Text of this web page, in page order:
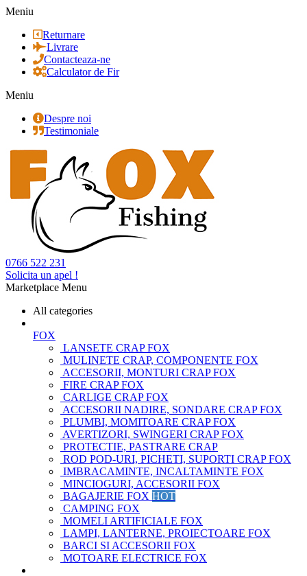
Meniu
Returnare
Livrare
Contacteaza-ne
Calculator de Fir
Meniu
Despre noi
Testimoniale
0766 522 231
Solicita un apel !
Marketplace Menu
All categories
FOX
LANSETE CRAP FOX
MULINETE CRAP, COMPONENTE FOX
ACCESORII, MONTURI CRAP FOX
FIRE CRAP FOX
CARLIGE CRAP FOX
ACCESORII NADIRE, SONDARE CRAP FOX
PLUMBI, MOMITOARE CRAP FOX
AVERTIZORI, SWINGERI CRAP FOX
PROTECTIE, PASTRARE CRAP
ROD POD-URI, PICHETI, SUPORTI CRAP FOX
IMBRACAMINTE, INCALTAMINTE FOX
MINCIOGURI, ACCESORII FOX
BAGAJERIE FOX HOT
CAMPING FOX
MOMELI ARTIFICIALE FOX
LAMPI, LANTERNE, PROIECTOARE FOX
BARCI SI ACCESORII FOX
MOTOARE ELECTRICE FOX